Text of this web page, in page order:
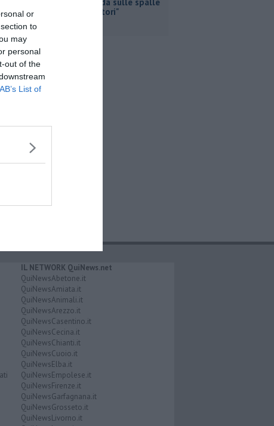
or
to
may
personal
out of the
List of
dei lavoratori"
IL NETWORK QuiNews.net
QuiNewsAbetone.it
QuiNewsAmiata.it
QuiNewsAnimali.it
QuiNewsArezzo.it
QuiNewsCasentino.it
QuiNewsCecina.it
QuiNewsChianti.it
QuiNewsCuoio.it
QuiNewsElba.it
QuiNewsEmpolese.it
QuiNewsFirenze.it
QuiNewsGarfagnana.it
QuiNewsGrosseto.it
QuiNewsLivorno.it